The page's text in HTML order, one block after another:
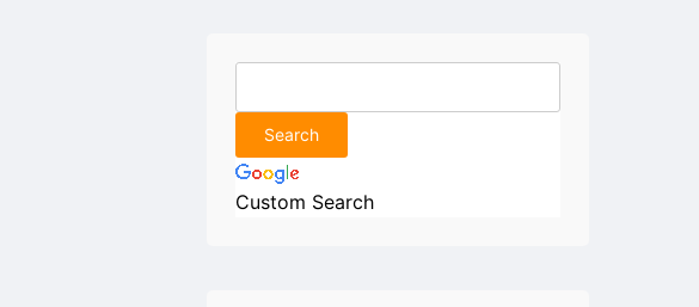
Custom Search